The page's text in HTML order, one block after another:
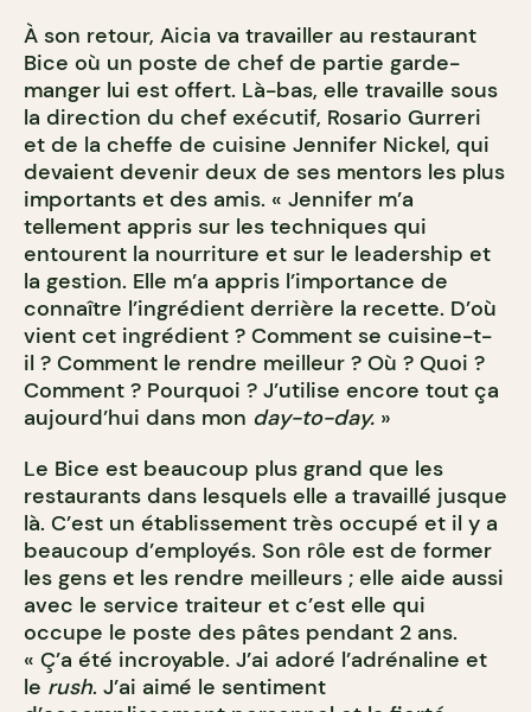
À son retour, Aicia va travailler au restaurant
Bice où un poste de chef de partie garde-
manger lui est offert. Là-bas, elle travaille sous
la direction du chef exécutif, Rosario Gurreri
et de la cheffe de cuisine Jennifer Nickel, qui
devaient devenir deux de ses mentors les plus
importants et des amis. « Jennifer m’a
tellement appris sur les techniques qui
entourent la nourriture et sur le leadership et
la gestion. Elle m’a appris l’importance de
connaître l’ingrédient derrière la recette. D’où
vient cet ingrédient ? Comment se cuisine-t-
il ? Comment le rendre meilleur ? Où ? Quoi ?
Comment ? Pourquoi ? J’utilise encore tout ça
aujourd’hui dans mon day-to-day. »
Le Bice est beaucoup plus grand que les
restaurants dans lesquels elle a travaillé jusque
là. C’est un établissement très occupé et il y a
beaucoup d’employés. Son rôle est de former
les gens et les rendre meilleurs ; elle aide aussi
avec le service traiteur et c’est elle qui
occupe le poste des pâtes pendant 2 ans.
« Ç’a été incroyable. J’ai adoré l’adrénaline et
le rush. J’ai aimé le sentiment